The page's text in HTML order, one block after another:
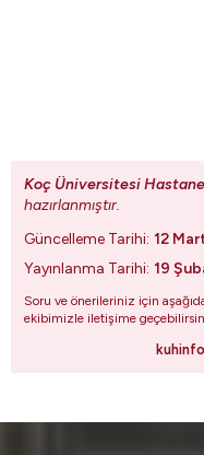
Koç Üniversitesi
hazırlanmıştır.
Güncelleme Tarihi: 12
Yayınlanma Tarihi: 19
Soru ve önerileriniz için
ekibimizle iletişime